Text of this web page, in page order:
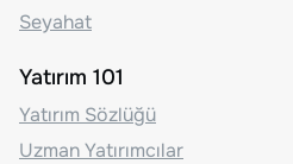
Seyahat
Yatırım 101
Yatırım Sözlüğü
Uzman Yatırımcılar